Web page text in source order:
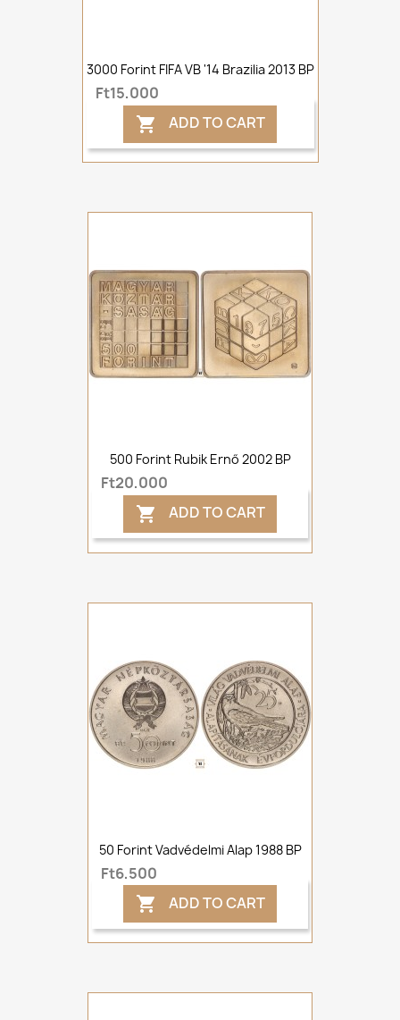
3000 Forint FIFA VB '14 Brazilia 2013 BP
Ft15,000
 ADD TO CART
500 Forint Rubik Ernő 2002 BP
Ft20,000
 ADD TO CART
50 Forint Vadvédelmi Alap 1988 BP
Ft6,500
 ADD TO CART